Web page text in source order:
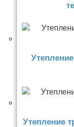
Утепление